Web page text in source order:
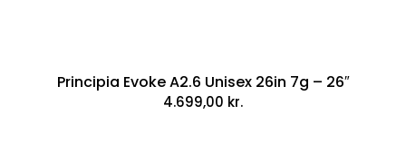
Principia Evoke A2.6 Unisex 26in 7g – 26″
4.699,00 kr.